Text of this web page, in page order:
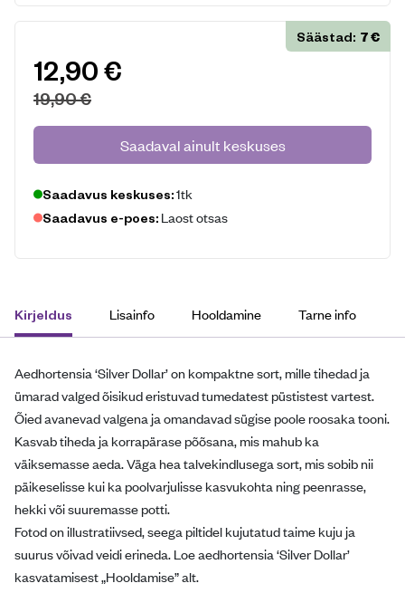
12,90€
19,90€
Säästad: 7€
Saadaval ainult keskuses
Saadavus keskuses:1tk
Saadavus e-poes: Laost otsas
Kirjeldus Lisainfo Hooldamine Tarne info
Aedhortensia ‘Silver Dollar’ on kompaktne sort, mille tihedad ja
ümarad valged õisikud eristuvad tumedatest püstistest vartest.
Õied avanevad valgena ja omandavad sügise poole roosaka tooni.
Kasvab tiheda ja korrapärase põõsana, mis mahub ka
väiksemasse aeda. Väga hea talvekindlusega sort, mis sobib nii
päikeselisse kui ka poolvarjulisse kasvukohta ning peenrasse,
hekki või suuremasse potti.
Fotod on illustratiivsed, seega piltidel kujutatud taime kuju ja
suurus võivad veidi erineda. Loe aedhortensia ‘Silver Dollar’
kasvatamisest „Hooldamise” alt.